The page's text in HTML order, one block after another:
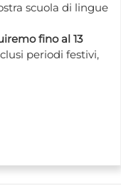
scuola di lingue
fino al 13
periodi festivi,